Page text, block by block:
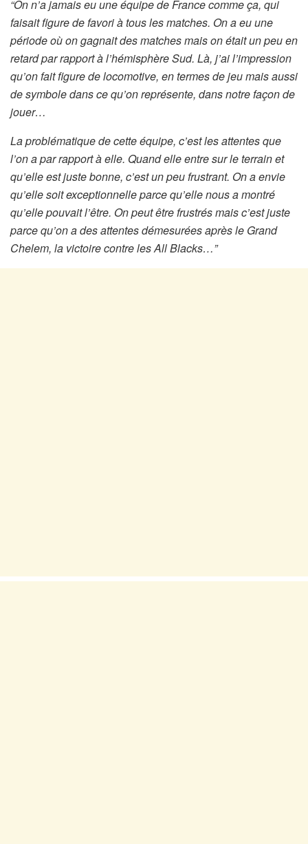
“On n’a jamais eu une équipe de France comme ça, qui
faisait figure de favori à tous les matches. On a eu une
période où on gagnait des matches mais on était un peu en
retard par rapport à l’hémisphère Sud. Là, j’ai l’impression
qu’on fait figure de locomotive, en termes de jeu mais aussi
de symbole dans ce qu’on représente, dans notre façon de
jouer…
La problématique de cette équipe, c’est les attentes que
l’on a par rapport à elle. Quand elle entre sur le terrain et
qu’elle est juste bonne, c’est un peu frustrant. On a envie
qu’elle soit exceptionnelle parce qu’elle nous a montré
qu’elle pouvait l’être. On peut être frustrés mais c’est juste
parce qu’on a des attentes démesurées après le Grand
Chelem, la victoire contre les All Blacks…”